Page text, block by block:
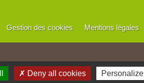
Gestion des cookies Mentions légales
✗ Deny all cookies Personalize